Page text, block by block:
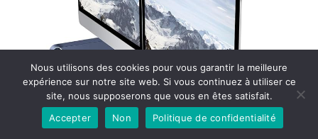
Nous utilisons des cookies pour vous garantir la meilleure
expérience sur notre site web. Si vous continuez à utiliser ce
site, nous supposerons que vous en êtes satisfait.
Accepter
Non Politique de confidentialité